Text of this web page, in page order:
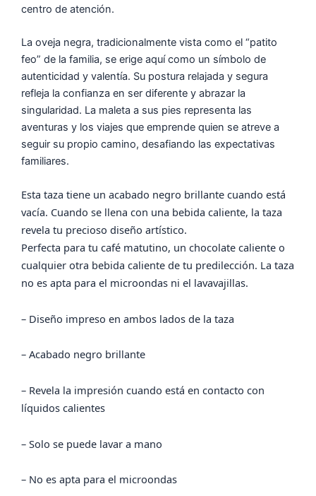
centro de atención.
La oveja negra, tradicionalmente vista como el “patito
feo” de la familia, se erige aquí como un símbolo de
autenticidad y valentía. Su postura relajada y segura
refleja la confianza en ser diferente y abrazar la
singularidad. La maleta a sus pies representa las
aventuras y los viajes que emprende quien se atreve a
seguir su propio camino, desafiando las expectativas
familiares.
Esta taza tiene un acabado negro brillante cuando está
vacía. Cuando se llena con una bebida caliente, la taza
revela tu precioso diseño artístico.
Perfecta para tu café matutino, un chocolate caliente o
cualquier otra bebida caliente de tu predilección. La taza
no es apta para el microondas ni el lavavajillas.
– Diseño impreso en ambos lados de la taza
– Acabado negro brillante
– Revela la impresión cuando está en contacto con
líquidos calientes
– Solo se puede lavar a mano
– No es apta para el microondas